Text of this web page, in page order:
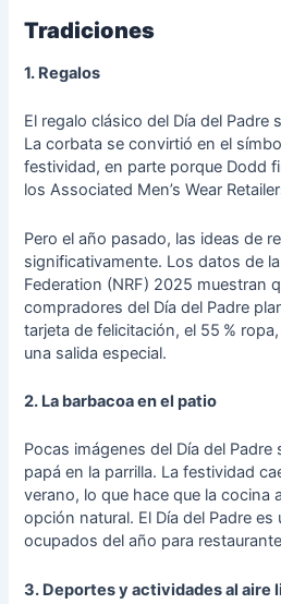
Tradiciones
1. Regalos
El regalo clásico del Día del Padre
La corbata se convirtió en el
festividad, en parte porque Dodd
los Associated Men’s Wear
Pero el año pasado, las ideas de
significativamente. Los datos de
Federation (NRF) 2025 muestran
compradores del Día del Padre
tarjeta de felicitación, el 55 %
una salida especial.
2. La barbacoa en el patio
Pocas imágenes del Día del
papá en la parrilla. La festividad
verano, lo que hace que la cocina
opción natural. El Día del Padre
ocupados del año para
3. Deportes y actividades al aire